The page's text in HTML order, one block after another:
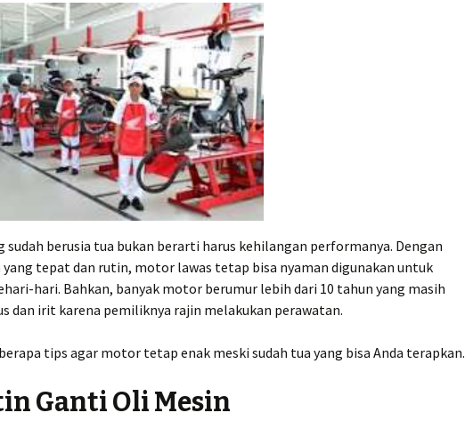
sudah berusia tua bukan berarti harus kehilangan performanya. Dengan
yang tepat dan rutin, motor lawas tetap bisa nyaman digunakan untuk
hari. Bahkan, banyak motor berumur lebih dari 10 tahun yang masih
dan irit karena pemiliknya rajin melakukan perawatan.
tips agar motor tetap enak meski sudah tua yang bisa Anda terapkan.
Ganti Oli Mesin